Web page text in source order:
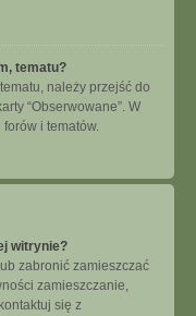
tematu?
należy przejść do
“Obserwowane”. W
i tematów.
witrynie?
zabronić zamieszczać
zamieszczanie,
się z